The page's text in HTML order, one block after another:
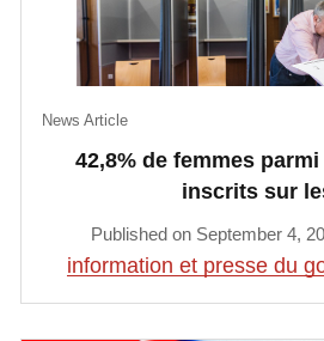
42,8% de femmes
inscrits sur
News Article
Published on September 4,
information et presse du